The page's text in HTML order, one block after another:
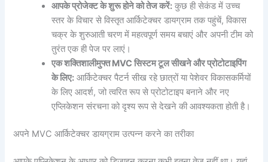
आपके प्रोजेक्ट के शुरू होने को तेज करें: कुछ ही सेकंड में उच्च
स्तर के विचार से विस्तृत आर्किटेक्चर डायग्राम तक पहुंचें, विकास
चक्र के शुरुआती चरण में महत्वपूर्ण समय बचाएं और अपनी टीम को
तुरंत एक ही पेज पर लाएं।
एक शक्तिशालीमुफ्त MVC सिस्टम टूलसीखने और प्रोटोटाइपिंग
के लिए: आर्किटेक्चर पैटर्न सीख रहे छात्रों या पेशेवर विकासकर्मियों
के लिए आदर्श, जो त्वरित रूप से प्रोटोटाइप बनाने और नए
एप्लिकेशन संरचना को दृश्य रूप से देखने की आवश्यकता होती है।
अपने MVC आर्किटेक्चर डायग्राम उत्पन्न करने का तरीका